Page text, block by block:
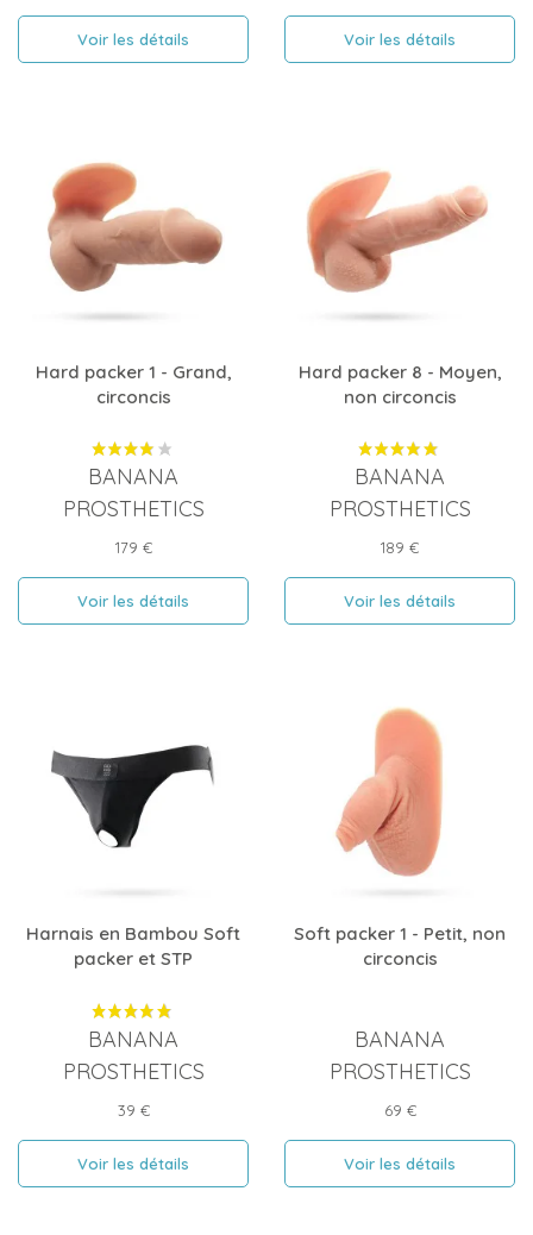
Voir les détails Voir les détails
Hard packer 1 - Grand,
circoncis
BANANA
PROSTHETICS
Prix
179 €
Voir les détails
Hard packer 8 - Moyen,
non circoncis
BANANA
PROSTHETICS
Prix
189 €
Voir les détails
Harnais en Bambou Soft
packer et STP
BANANA
PROSTHETICS
Prix
39 €
Voir les détails
Soft packer 1 - Petit, non
circoncis
BANANA
PROSTHETICS
Prix
69 €
Voir les détails